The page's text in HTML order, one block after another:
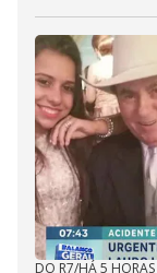
DO R7/HÁ 5 HORAS